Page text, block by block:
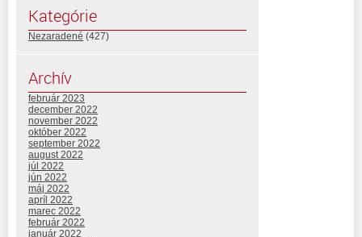
Kategórie
Nezaradené (427)
Archív
február 2023
december 2022
november 2022
október 2022
september 2022
august 2022
júl 2022
jún 2022
máj 2022
apríl 2022
marec 2022
február 2022
január 2022